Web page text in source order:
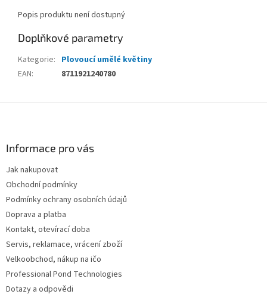
Popis produktu není dostupný
Doplňkové parametry
Kategorie: Plovoucí umělé květiny
EAN: 8711921240780
Informace pro vás
Jak nakupovat
Obchodní podmínky
Podmínky ochrany osobních údajů
Doprava a platba
Kontakt, otevírací doba
Servis, reklamace, vrácení zboží
Velkoobchod, nákup na ičo
Professional Pond Technologies
Dotazy a odpovědi